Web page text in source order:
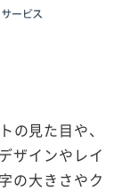
の見た目や、
ザインやレイ
の大きさやク